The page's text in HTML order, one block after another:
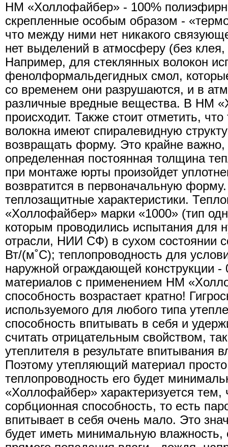
НМ «Холлофайбер» - 100%
скрепленные особым образом -
что между ними нет никакого
нет выделений в атмосферу (без
Например, для стеклянных волокон
фенолформальдегидных смол,
со временем они разрушаются, и в
различные вредные вещества. В НМ
происходит. Также стоит отметить,
волокна имеют спиралевидную
возвращать форму. Это крайне
определенная постоянная толщина
при монтаже юрты произойдет
возвратится в первоначальную
теплозащитные характеристики.
«Холлофайбер» марки «1000» (тип
которым проводились испытания для
отрасли, НИИ СФ) в сухом состоянии
Вт/(м˚С); теплопроводность для
наружной ограждающей конструкции -
материалов с применением НМ
способность возрастает кратно!
используемого для любого типа
способность впитывать в себя и
считать отрицательным свойством,
утеплителя в результате впитывания
Поэтому утепляющий материал
теплопроводность его будет
«Холлофайбер» характеризуется тем,
сорбционная способность, то есть
впитывает в себя очень мало. Это
будет иметь минимальную влажность,